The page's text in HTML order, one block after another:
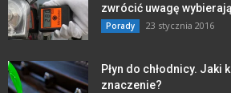
zwrócić uwagę
Porady 23 stycznia 2016
Płyn do chłodnicy. Jaki
znaczenie?